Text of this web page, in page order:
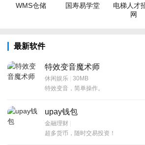
WMS仓储 国寿易学堂
电梯人才
网
最新软件
特效变音魔术师
休闲娱乐 | 30MB
特效变音，简单操作。
upay钱包
金融理财 |
超多货币，随时交易投资！